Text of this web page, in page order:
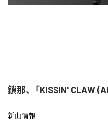
鎖那、「KISSIN' CLAW
新曲情報